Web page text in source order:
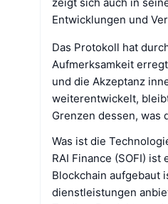
Entwicklungen und
Das Protokoll hat
Aufmerksamkeit
und die Akzeptanz
weiterentwickelt,
Grenzen dessen, was
Was ist die
RAI Finance (SOFI)
Blockchain aufgebaut
dienstleistungen